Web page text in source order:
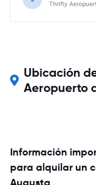
Thrifty
Ubicación
Aeropuerto
Información
para alquilar un